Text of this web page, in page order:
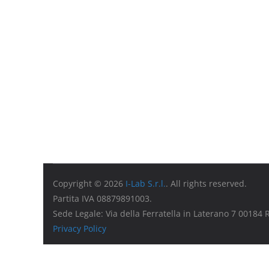
Copyright © 2026 I-Lab S.r.l.. All rights reserved.
Partita IVA 08879891003.
Sede Legale: Via della Ferratella in Laterano 7 00184
Privacy Policy